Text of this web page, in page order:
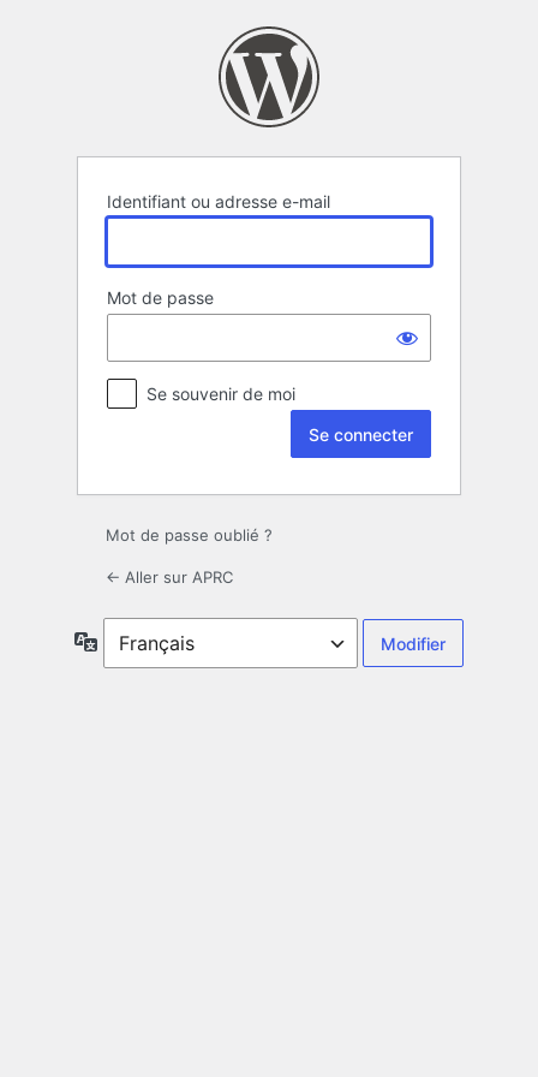
Identifiant ou adresse e-mail
Mot de passe
Se souvenir de moi
Mot de passe oublié ?
← Aller sur APRC
Langue